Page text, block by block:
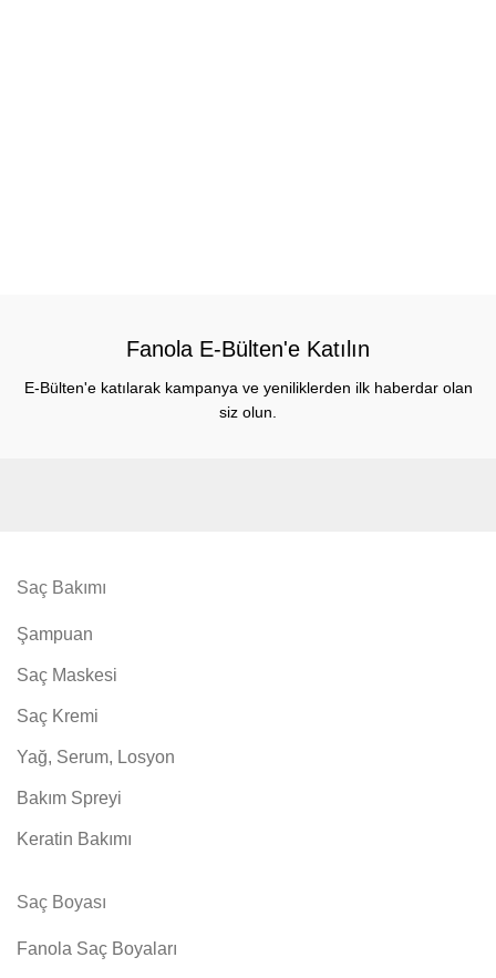
Fanola E-Bülten'e Katılın
E-Bülten'e katılarak kampanya ve yeniliklerden ilk haberdar olan
siz olun.
Saç Bakımı
Şampuan
Saç Maskesi
Saç Kremi
Yağ, Serum, Losyon
Bakım Spreyi
Keratin Bakımı
Saç Boyası
Fanola Saç Boyaları